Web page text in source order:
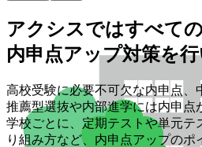
アクシスではすべての
内申点アップ対策を行
高校受験に必要不可欠な内申点、
推薦型選抜や内部進学には内申点
学校ごとに、定期テストや単元テ
り組み方など、内申点アップの